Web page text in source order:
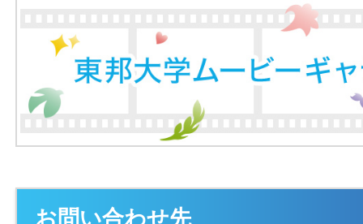
お問い合わせ先